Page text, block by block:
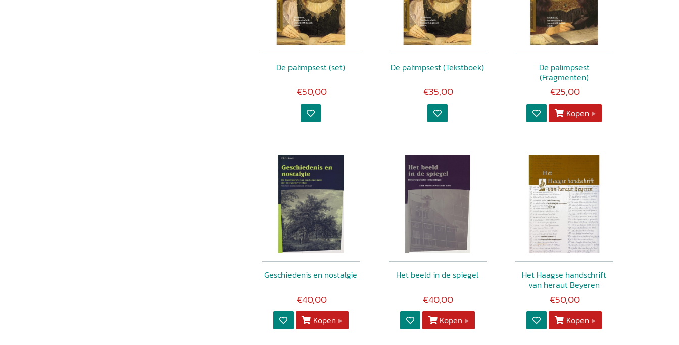
De palimpsest (set)
€50,00
De palimpsest (Tekstboek)
€35,00
De palimpsest
(Fragmenten)
€25,00
Kopen
Geschiedenis en nostalgie
€40,00
Kopen
Het beeld in de spiegel
€40,00
Kopen
Het Haagse handschrift
van heraut Beyeren
€50,00
Kopen